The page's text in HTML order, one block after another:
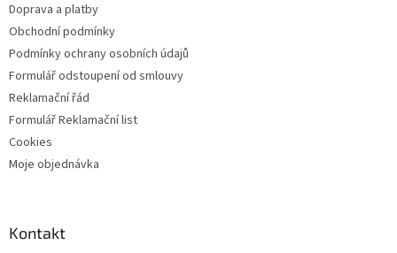
Doprava a platby
Obchodní podmínky
Podmínky ochrany osobních údajů
Formulář odstoupení od smlouvy
Reklamační řád
Formulář Reklamační list
Cookies
Moje objednávka
Kontakt